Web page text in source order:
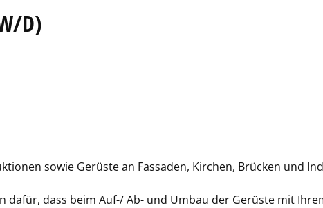
D)
sowie Gerüste an Fassaden, Kirchen, Brücken und
dafür, dass beim Auf-/ Ab- und Umbau der Gerüste mit